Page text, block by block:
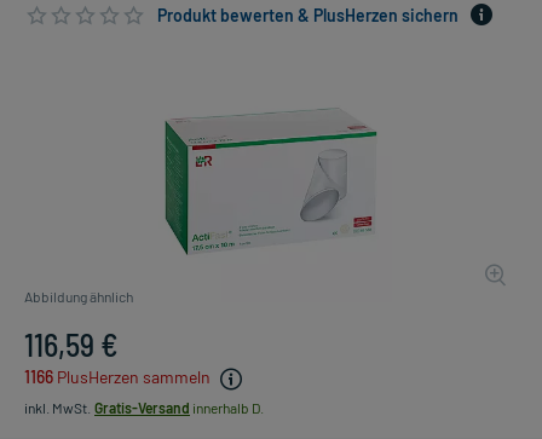
Produkt bewerten & PlusHerzen sichern
Abbildung ähnlich
116,59 €
1166 PlusHerzen sammeln
inkl. MwSt. Gratis-Versand innerhalb D.